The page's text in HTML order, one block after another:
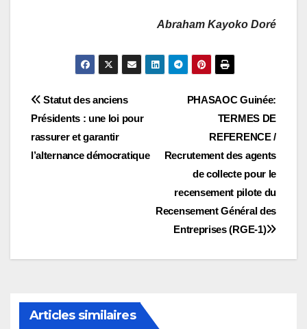
Abraham Kayoko Doré
Navigation
de
l’article
PHASAOC Guinée:
TERMES DE
REFERENCE /
Recrutement des agents
de collecte pour le
recensement pilote du
Recensement Général des
Entreprises (RGE-1)
Statut des anciens
Présidents : une loi pour
rassurer et garantir
l’alternance démocratique
Articles similaires